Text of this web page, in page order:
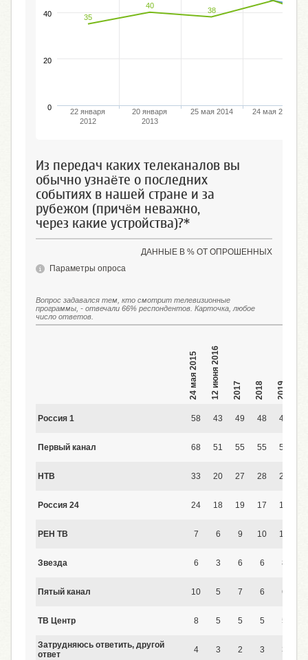
35
40
38
22 января
2012
20 января
2013
25 мая 2014 24 мая 2015
0
20
40
Из передач каких телеканалов вы
обычно узнаёте о последних
событиях в нашей стране и за
рубежом (причём неважно,
через какие устройства)?*
ДАННЫЕ В % ОТ ОПРОШЕННЫХ
Параметры опроса
Вопрос задавался тем, кто смотрит телевизионные
программы, - отвечали 66% респондентов. Карточка, любое
число ответов.
24 мая 2015 12 июня 2016 2017 2018 2019
Россия 1 58 43 49 48 47
Первый канал 68 51 55 55 51
НТВ 33 20 27 28 28
Россия 24 24 18 19 17 18
РЕН ТВ 7 6 9 10 13
Звезда 6 3 6 6 8
Пятый канал 10 5 7 6 6
ТВ Центр 8 5 5 5 5
Затрудняюсь ответить, другой
ответ
4 3 2 3 3